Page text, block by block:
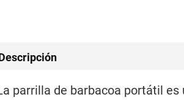
parrilla de barbacoa portátil